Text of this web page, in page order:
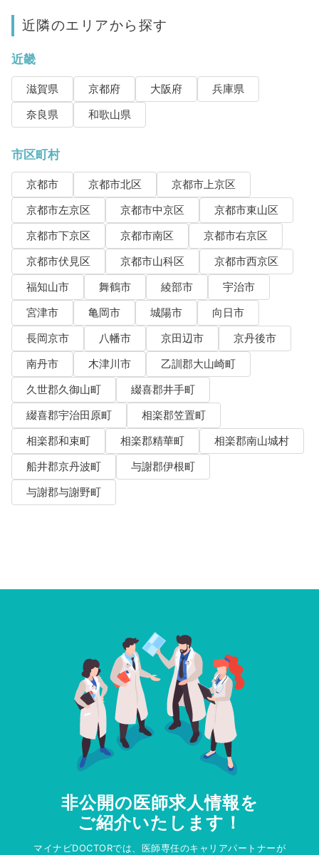
近隣のエリアから探す
近畿
滋賀県 京都府 大阪府
兵庫県
奈良県
和歌山県
市区町村
京都市 京都市北区
京都市上京区
京都市左京区
京都市中京区
京都市東山区
京都市下京区
京都市南区
京都市右京区
京都市伏見区
京都市山科区
京都市西京区
福知山市
舞鶴市 綾部市
宇治市
宮津市
亀岡市 城陽市
向日市
長岡京市
八幡市 京田辺市
京丹後市
南丹市
木津川市
乙訓郡大山崎町
久世郡久御山町
綴喜郡井手町
綴喜郡宇治田原町
相楽郡笠置町
相楽郡和束町
相楽郡精華町
相楽郡南山城村
船井郡京丹波町
与謝郡伊根町
与謝郡与謝野町
非公開の医師求人情報を
ご紹介いたします！
マイナビDOCTORでは、医師専任のキャリアパートナーが